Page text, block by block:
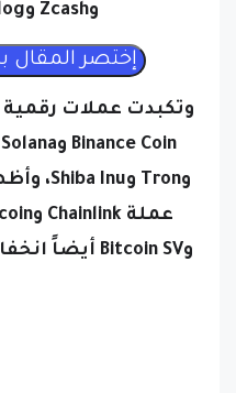
وZcash وUnderdog وIota.
وتكبدت عملات
وTron وShiba Inu،
وBitcoin SV أيضاً انخفاضاً في القيمة السوقية.